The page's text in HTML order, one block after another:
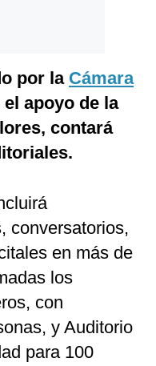
por la Cámara
el apoyo de la
contará
conversatorios,
en más de
los
con
y Auditorio
para 100